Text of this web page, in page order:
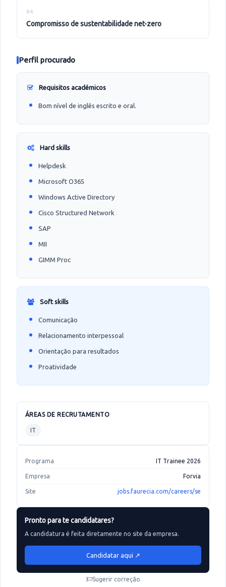
04
compromisso de sustentabilidade net-zero
Perfil procurado
Requisitos académicos
Bom nível de inglês escrito e oral.
Hard skills
Helpdesk
Microsoft O365
Windows Active Directory
Cisco Structured Network
SAP
MII
GIMM Proc
Soft skills
Comunicação
Relacionamento interpessoal
Orientação para resultados
Proatividade
ÁREAS DE RECRUTAMENTO
IT
Programa IT Trainee 2026
Empresa Forvia
Site jobs.faurecia.com/careers/se
Pronto para te candidatares?
A candidatura é feita diretamente no site da empresa.
Candidatar aqui ↗
Sugerir correção